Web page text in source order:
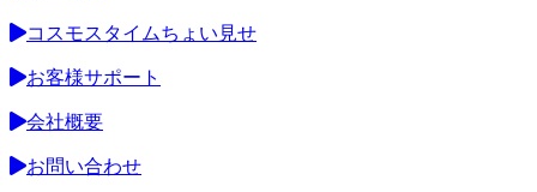
コスモスタイムちょい見せ
お客様サポート
会社概要
お問い合わせ